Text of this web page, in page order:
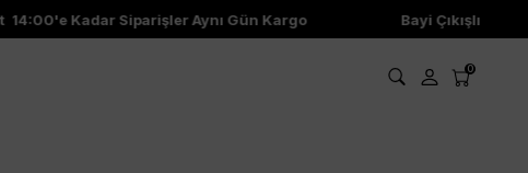
Kadar Siparişler Aynı Gün Kargo Bayi Çıkışlı Ürünler
0